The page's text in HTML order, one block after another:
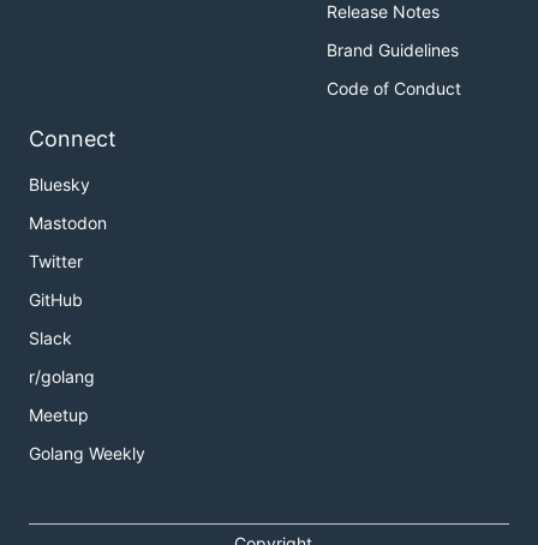
Release Notes
Brand Guidelines
Code of Conduct
Connect
Bluesky
Mastodon
Twitter
GitHub
Slack
r/golang
Meetup
Golang Weekly